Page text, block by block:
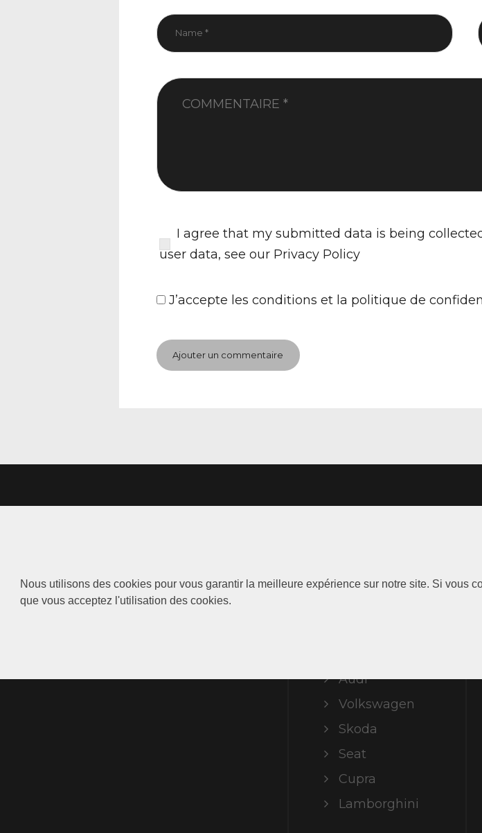
Nous utilisons des cookies pour vous garantir la meilleure expérience sur notre site. Si vous
que vous acceptez l'utilisation des cookies.
I agree that my submitted data is being
user data, see our Privacy Policy
J’accepte les conditions et la politique de
Audi
Volkswagen
Skoda
Seat
Cupra
Lamborghini